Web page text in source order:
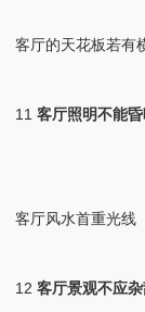
客厅的天花板若有
11 客厅照明不能
客厅风水首重光线
12 客厅景观不应